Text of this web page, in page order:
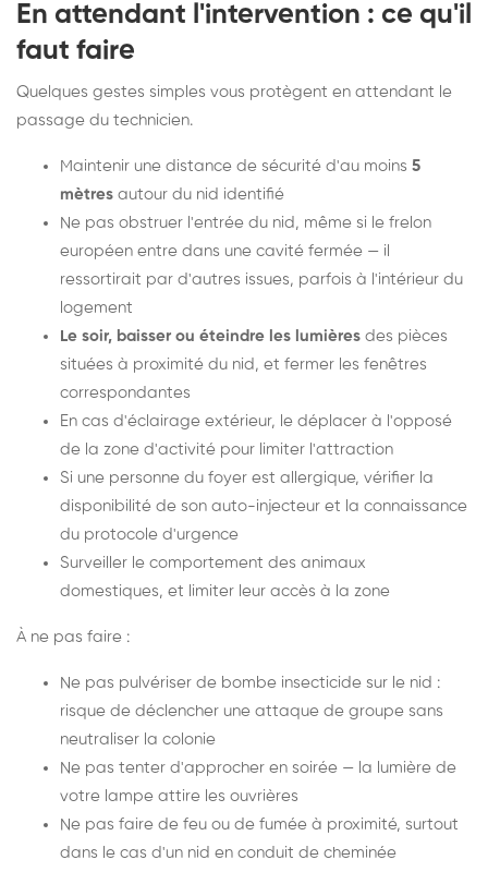
En attendant l'intervention : ce qu'il
faut faire
Quelques gestes simples vous protègent en attendant le
passage du technicien.
Maintenir une distance de sécurité d'au moins 5
mètres autour du nid identifié
Ne pas obstruer l'entrée du nid, même si le frelon
européen entre dans une cavité fermée — il
ressortirait par d'autres issues, parfois à l'intérieur du
logement
Le soir, baisser ou éteindre les lumières des pièces
situées à proximité du nid, et fermer les fenêtres
correspondantes
En cas d'éclairage extérieur, le déplacer à l'opposé
de la zone d'activité pour limiter l'attraction
Si une personne du foyer est allergique, vérifier la
disponibilité de son auto-injecteur et la connaissance
du protocole d'urgence
Surveiller le comportement des animaux
domestiques, et limiter leur accès à la zone
À ne pas faire :
Ne pas pulvériser de bombe insecticide sur le nid :
risque de déclencher une attaque de groupe sans
neutraliser la colonie
Ne pas tenter d'approcher en soirée — la lumière de
votre lampe attire les ouvrières
Ne pas faire de feu ou de fumée à proximité, surtout
dans le cas d'un nid en conduit de cheminée